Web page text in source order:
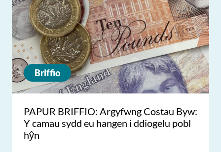
Briffio
PAPUR BRIFFIO: Argyfwng Costau Byw:
Y camau sydd eu hangen i ddiogelu pobl
hŷn